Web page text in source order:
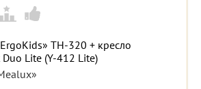
TH-320 + кресло
Lite (Y-412 Lite)